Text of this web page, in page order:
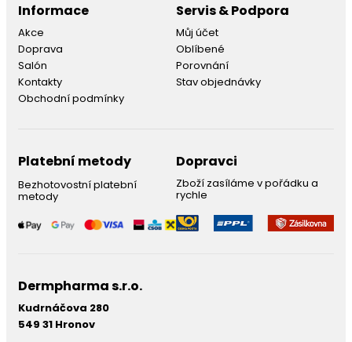
Informace
Akce
Doprava
Salón
Kontakty
Obchodní podmínky
Servis & Podpora
Můj účet
Oblíbené
Porovnání
Stav objednávky
Platební metody
Bezhotovostní platební
metody
Dopravci
Zboží zasíláme v pořádku a
rychle
Dermpharma s.r.o.
Kudrnáčova 280
549 31 Hronov